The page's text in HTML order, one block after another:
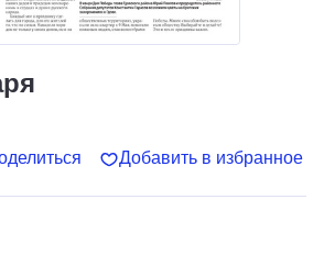
Добавить в избранное